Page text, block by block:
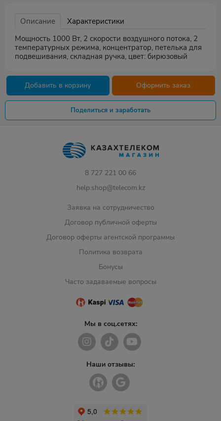
Описание
Характеристики
Мощность 1000 Вт, 2 скорости воздушного потока, 2
температурных режима, концентратор, петелька для
подвешивания, складная ручка, цвет: бирюзовый
Добавить в корзину Оформить заказ
Поделиться и заработать
8 727 221 00 66
help.shop@telecom.kz
Заявка на сотрудничество
Договор публичной оферты
Договор оферты агентской программы
Политика возврата
Бонусы
Часто задаваемые вопросы
Мы в соц.сетях:
Наши отзывы: